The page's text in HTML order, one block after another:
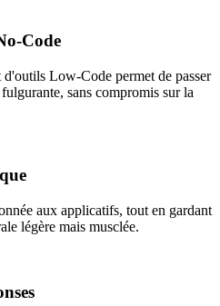
Code
Low-Code permet de passer
sans compromis sur la
aux applicatifs, tout en gardant
légère mais musclée.